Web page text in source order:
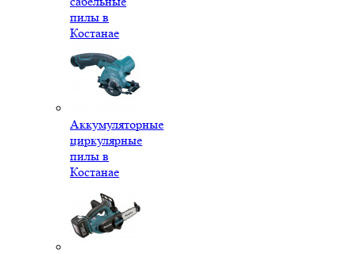
пилы в
Костанае
Аккумуляторные
циркулярные
пилы в
Костанае